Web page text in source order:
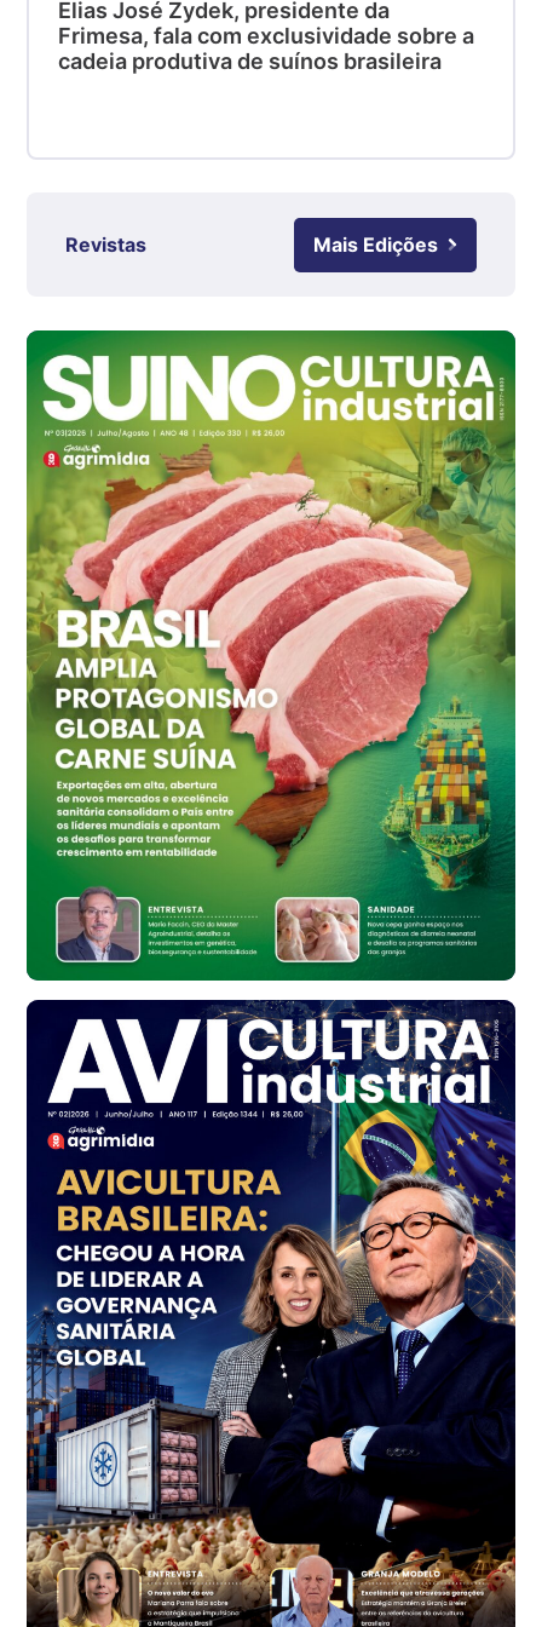
Suíno - Estadual
SC
R$ 142,87
cx
Ovo Branco - Regional
Branco
R$ 145,34
cx
Ovo Vermelho - Regional
Grande São Paulo (SP)
R$ 155,59
cx
Ovo Vermelho - Regional
Vermelho
R$ 159,31
cx
Ovo Branco - Regional
Bastos (SP)
R$ 134,40
Ovo Vermelho - Regional
Bastos (SP)
R$ 147,87
Frango - Indicador
SP
R$ 7,13
kg
Frango - Indicador
SP
R$ 7,15
kg
Trigo Atacado - Regional
PR
R$ 1.414,20
t
Trigo Atacado - Regional
RS
R$ 1.314,40
t
Ovo Vermelho - Regional
Vermelho
R$ 171,15
Elias José Zydek, presidente da
Frimesa, fala com exclusividade sobre a
cadeia produtiva de suínos brasileira
Revistas Mais Edições